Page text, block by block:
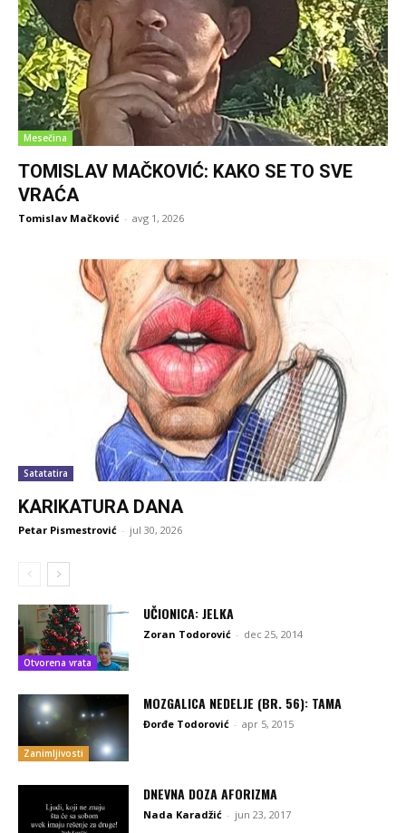
Mesečina
TOMISLAV MAČKOVIĆ: KAKO SE TO SVE
VRAĆA
Tomislav Mačković - avg 1, 2026
Satatatira
KARIKATURA DANA
Petar Pismestrović - jul 30, 2026
Otvorena vrata
UČIONICA: JELKA
Zoran Todorović - dec 25, 2014
Zanimljivosti
MOZGALICA NEDELJE (BR. 56): TAMA
Đorđe Todorović - apr 5, 2015
DNEVNA DOZA AFORIZMA
Nada Karadžić - jun 23, 2017